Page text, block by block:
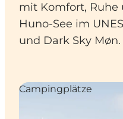
Reise planen
mit Komfort, Ruhe
Huno-See im
und Dark Sky Møn.
Campingplätze